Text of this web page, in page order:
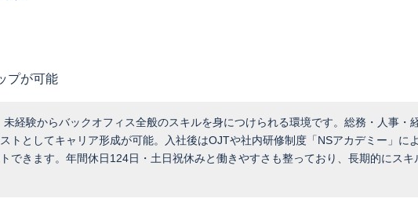
プが可能
経験からバックオフィス全般のスキルを身につけられる環境です。総務・人事・
トとしてキャリア形成が可能。入社後はOJTや社内研修制度「NSアカデミー」によ
できます。年間休日124日・土日祝休みと働きやすさも整っており、長期的にスキ